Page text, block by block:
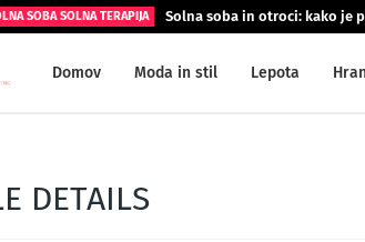
SOBA SOLNA TERAPIJA Solna soba in otroci: kako je
Domov Moda in stil Lepota
DETAILS